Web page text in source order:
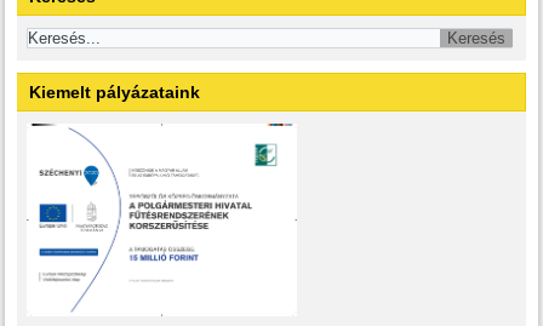
Kiemelt pályázataink